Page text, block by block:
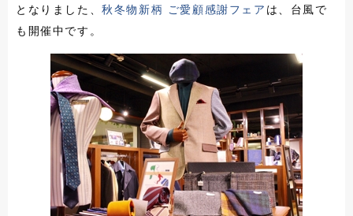
となりました、秋冬物新柄 ご愛顧感謝フェア は、台風で
も開催中です。